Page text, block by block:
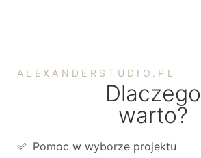
ALEXANDERSTUDIO.PL
Dlaczego
warto?
Pomoc w wyborze projektu